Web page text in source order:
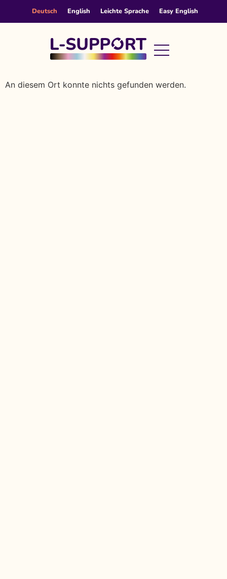
Deutsch English Leichte Sprache Easy English
An diesem Ort konnte nichts gefunden werden.